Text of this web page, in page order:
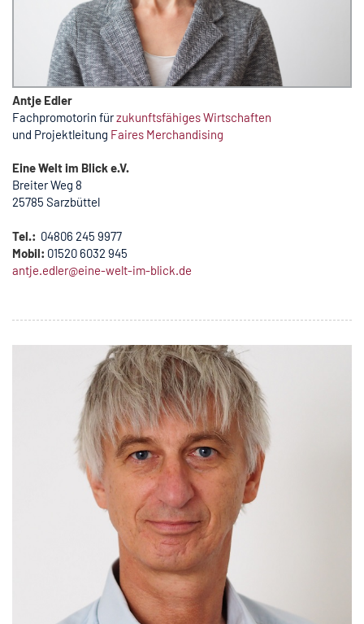
Antje Edler
Fachpromotorin fürzukunftsfähiges Wirtschaften
und Projektleitung Faires Merchandising
Eine Welt im Blick e.V.
Breiter Weg 8
25785 Sarzbüttel
Tel.: 04806 245 9977
Mobil: 01520 6032 945
antje.edler@eine-welt-im-blick.de